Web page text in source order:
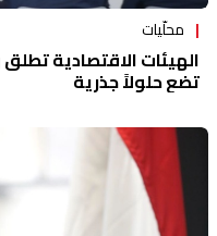
محلّيات
الهيئات الاقتصادية
تضع حلولاً جذرية